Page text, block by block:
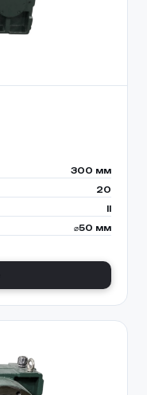
300 мм
20
⌀50 мм